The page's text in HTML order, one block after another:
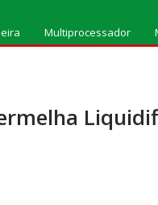
Multiprocessador